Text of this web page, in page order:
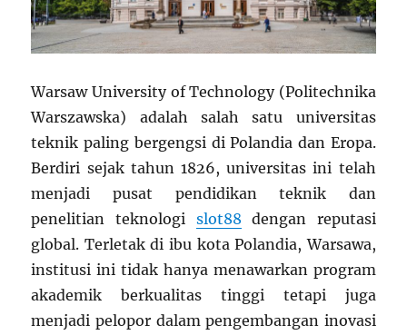
Warsaw University of Technology (Politechnika
Warszawska) adalah salah satu universitas
teknik paling bergengsi di Polandia dan Eropa.
Berdiri sejak tahun 1826, universitas ini telah
menjadi pusat pendidikan teknik dan
penelitian teknologi slot88 dengan reputasi
global. Terletak di ibu kota Polandia, Warsawa,
institusi ini tidak hanya menawarkan program
akademik berkualitas tinggi tetapi juga
menjadi pelopor dalam pengembangan inovasi